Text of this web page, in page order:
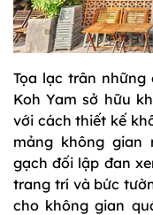
Tọa lạc trân
Koh Yam sở hữu
với cách thiết kế
mảng không gian
gạch đối lập đan
trang trí và bức
cho không gian